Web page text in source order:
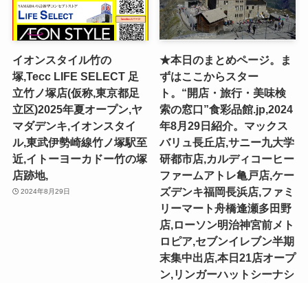
イオンスタイル竹の
塚,Tecc LIFE SELECT ⾜
⽴⽵ノ塚店(仮称,東京都足
立区)2025年夏オープン,ヤ
マダデンキ,イオンスタイ
ル,東武伊勢崎線竹ノ塚駅至
近,イトーヨーカドー竹の塚
店跡地,
2024年8月29日
★本日のまとめページ。ま
ずはここからスター
ト。“開店・旅行・美味検
索の窓口”食彩品館.jp,2024
年8月29日紹介。マックス
バリュ長丘店,サニー九大学
研都市店,カルディコーヒー
ファームアトレ亀戸店,ケー
ズデンキ福岡長浜店,ファミ
リーマート舟橋逢瀬多田野
店,ローソン明治神宮前メト
ロピア,セブンイレブン半期
末集中出店,本日21店オープ
ン,リンガーハットシーナシ